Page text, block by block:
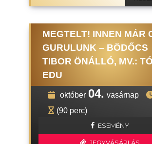
MEGTELT! INNEN MÁR
GURULUNK – BÖDŐCS
TIBOR ÖNÁLLÓ, MV.:
EDU
október 04. vasárnap
(90 perc)
ESEMÉNY
JEGYVÁSÁRLÁS